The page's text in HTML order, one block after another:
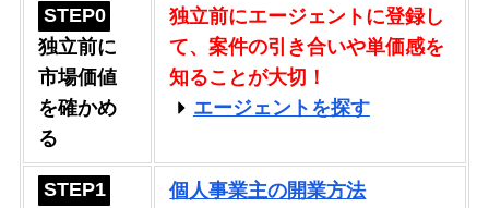
STEP0
独立前に
市場価値
を確かめ
る
独立前にエージェントに登録し
て、案件の引き合いや単価感を
知ることが大切！
エージェントを探す
STEP1
個人事業主の開業方法